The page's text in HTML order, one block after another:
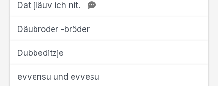
Dat jläuv ich nit.
Däubroder -bröder
Dubbeditzje
evvensu und evvesu